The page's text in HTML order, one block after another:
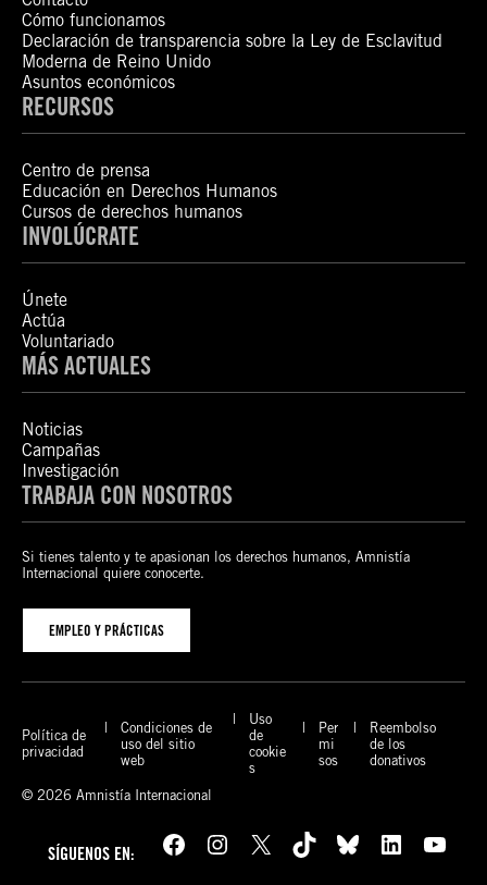
Cómo funcionamos
Declaración de transparencia sobre la Ley de Esclavitud
Moderna de Reino Unido
Asuntos económicos
RECURSOS
Centro de prensa
Educación en Derechos Humanos
Cursos de derechos humanos
INVOLÚCRATE
Únete
Actúa
Voluntariado
MÁS ACTUALES
Noticias
Campañas
Investigación
TRABAJA CON NOSOTROS
Si tienes talento y te apasionan los derechos humanos, Amnistía
Internacional quiere conocerte.
EMPLEO Y PRÁCTICAS
Política de
privacidad
Condiciones de
uso del sitio
web
Uso
de
cookie
s
Per
mi
sos
Reembolso
de los
donativos
© 2026 Amnistía Internacional
SÍGUENOS EN: Facebook Instagram X TikTok Bluesky LinkedIn YouTube